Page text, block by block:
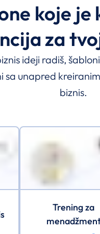
koje
za
ideji radiš,
sa unapred
biznis.
Trening za